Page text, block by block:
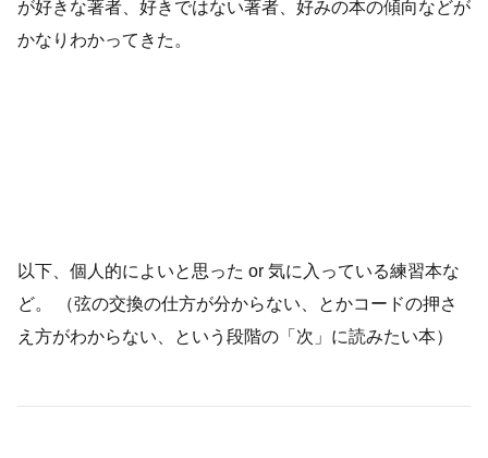
が好きな著者、好きではない著者、好みの本の傾向などが
かなりわかってきた。
以下、個人的によいと思った or 気に入っている練習本な
ど。 （弦の交換の仕方が分からない、とかコードの押さ
え方がわからない、という段階の「次」に読みたい本）